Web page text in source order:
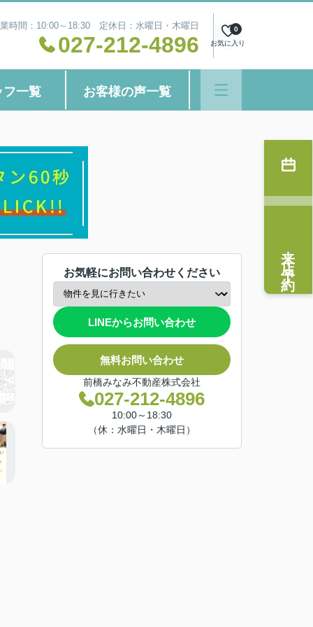
時間：10:00～18:30 定休日：水曜日・木曜日
027-212-4896 お気に入り
0
フ一覧 お客様の声一覧
お気軽にお問い合わせください
LINEからお問い合わせ
無料お問い合わせ
前橋みなみ不動産株式会社
027-212-4896
10:00～18:30
（休：水曜日・木曜日）
来店予約